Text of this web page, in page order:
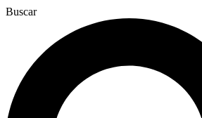
Buscar